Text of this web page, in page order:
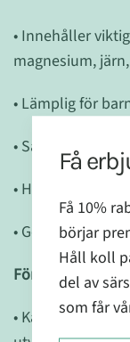
• Innehåller
magnesium,
• Lämplig för
• Saknar
• Har en
• Gör det enkelt
Fördelar:
• Kalcium och
Få
Få 10%
börjar
Håll koll
del av
som får